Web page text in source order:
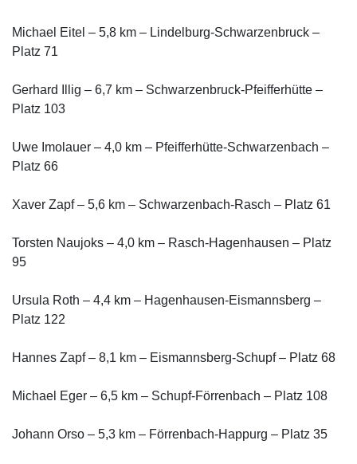
Michael Eitel – 5,8 km – Lindelburg-Schwarzenbruck –
Platz 71
Gerhard Illig – 6,7 km – Schwarzenbruck-Pfeifferhütte –
Platz 103
Uwe Imolauer – 4,0 km – Pfeifferhütte-Schwarzenbach –
Platz 66
Xaver Zapf – 5,6 km – Schwarzenbach-Rasch – Platz 61
Torsten Naujoks – 4,0 km – Rasch-Hagenhausen – Platz
95
Ursula Roth – 4,4 km – Hagenhausen-Eismannsberg –
Platz 122
Hannes Zapf – 8,1 km – Eismannsberg-Schupf – Platz 68
Michael Eger – 6,5 km – Schupf-Förrenbach – Platz 108
Johann Orso – 5,3 km – Förrenbach-Happurg – Platz 35